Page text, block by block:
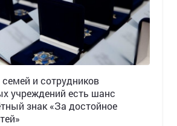
и сотрудников
учреждений есть шанс
знак «За достойное